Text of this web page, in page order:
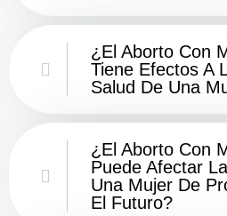
¿El Aborto Con
Tiene Efectos A
Salud De Una
¿El Aborto Con
Puede Afectar
Una Mujer De
El Futuro?